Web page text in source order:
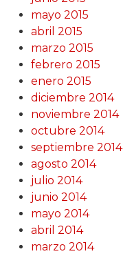
mayo 2015
abril 2015
marzo 2015
febrero 2015
enero 2015
diciembre 2014
noviembre 2014
octubre 2014
septiembre 2014
agosto 2014
julio 2014
junio 2014
mayo 2014
abril 2014
marzo 2014